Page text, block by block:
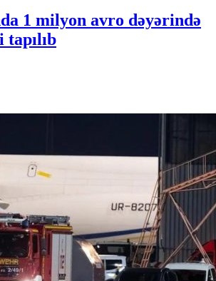
1 milyon avro dəyərində